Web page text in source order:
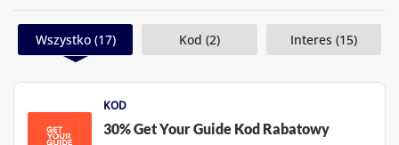
Wszystko (17) Kod (2) Interes (15)
KOD
30% Get Your Guide Kod Rabatowy